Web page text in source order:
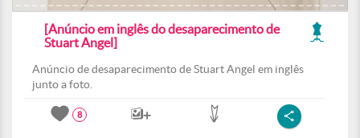
[Anúncio em inglês do desaparecimento de
Stuart Angel]
Anúncio de desaparecimento de Stuart Angel em inglês
junto a foto.
8